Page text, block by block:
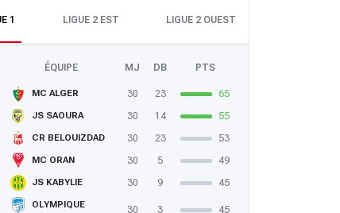
1 LIGUE 2 EST LIGUE 2 OUEST
ÉQUIPE MJ DB PTS
MC ALGER 30 23
65
JS SAOURA 30 14
55
CR BELOUIZDAD 30 23
53
MC ORAN 30 5
49
JS KABYLIE 30 9 45
OLYMPIQUE
30 3 45